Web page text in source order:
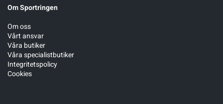
Om Sportringen
Om oss
Vårt ansvar
Våra butiker
Våra specialistbutiker
Integritetspolicy
Cookies